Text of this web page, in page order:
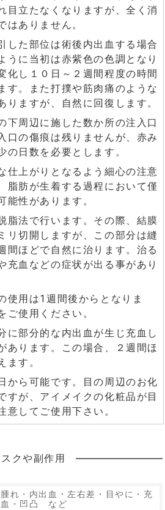
目立たなくなりますが、全く消
はありません。
した部位は術後内出血する場合
うに当初は赤紫色の色調となり
化し１０日～２週間程度の時間
す。また打撲や筋肉痛のような
りますが、自然に回復します。
下周辺に施した数か所の注入口
口の傷痕は残りませんが、赤み
の日数を必要とします。
仕上がりとなるよう細心の注意
脂肪が生着する過程において僅
能性があります。
脂法で行います。その際、結膜
リ切開しますが、この部分は縫
間ほどで自然に治ります。治る
充血などの症状が出る事があり
使用は1週間後からとなりま
ご使用ください。
に部分的な内出血が生じ充血し
あります。この場合、２週間ほ
ます。
から可能です。目の周辺のお化
すが、アイメイクの化粧品が目
意してご使用下さい。
スクや副作用
腫れ・内出血・左右差・目やに・充
血・凹凸 など